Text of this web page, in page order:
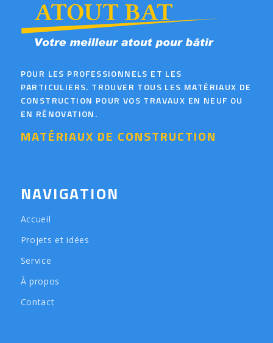
POUR LES PROFESSIONNELS ET LES
PARTICULIERS. TROUVER TOUS LES MATÉRIAUX DE
CONSTRUCTION POUR VOS TRAVAUX EN NEUF OU
EN RÉNOVATION.
MATÉRIAUX DE CONSTRUCTION
NAVIGATION
Accueil
Projets et idées
Service
À propos
Contact